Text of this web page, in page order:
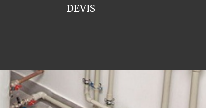
DEVIS